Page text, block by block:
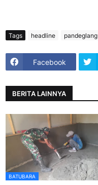
Tags headline pandeglang
Facebook
BERITA LAINNYA
BATUBARA